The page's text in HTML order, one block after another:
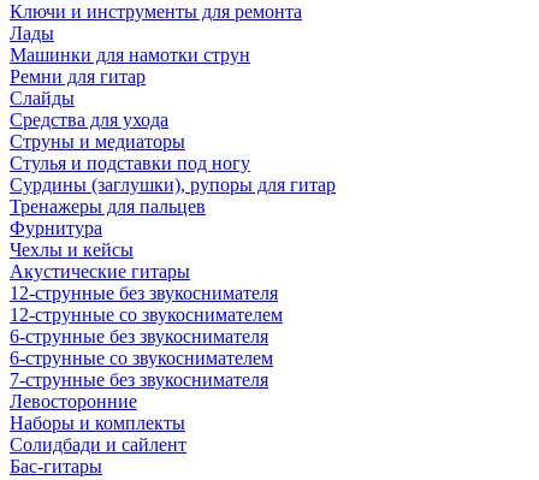
Ключи и инструменты для ремонта
Лады
Машинки для намотки струн
Ремни для гитар
Слайды
Средства для ухода
Струны и медиаторы
Стулья и подставки под ногу
Сурдины (заглушки), рупоры для гитар
Тренажеры для пальцев
Фурнитура
Чехлы и кейсы
Акустические гитары
12-струнные без звукоснимателя
12-струнные со звукоснимателем
6-струнные без звукоснимателя
6-струнные со звукоснимателем
7-струнные без звукоснимателя
Левосторонние
Наборы и комплекты
Солидбади и сайлент
Бас-гитары